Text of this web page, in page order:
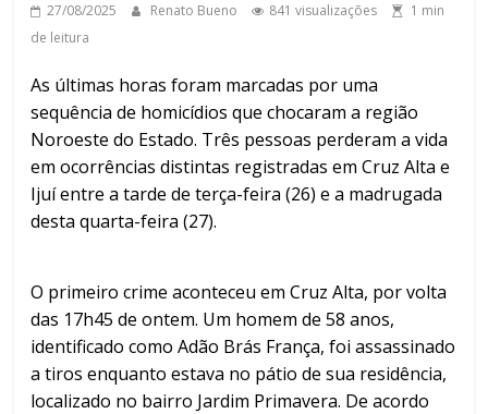
27/08/2025 Renato Bueno 841 visualizações
1 min
de leitura
As últimas horas foram marcadas por uma
sequência de homicídios que chocaram a região
Noroeste do Estado. Três pessoas perderam a vida
em ocorrências distintas registradas em Cruz Alta e
Ijuí entre a tarde de terça-feira (26) e a madrugada
desta quarta-feira (27).
O primeiro crime aconteceu em Cruz Alta, por volta
das 17h45 de ontem. Um homem de 58 anos,
identificado como Adão Brás França, foi assassinado
a tiros enquanto estava no pátio de sua residência,
localizado no bairro Jardim Primavera. De acordo